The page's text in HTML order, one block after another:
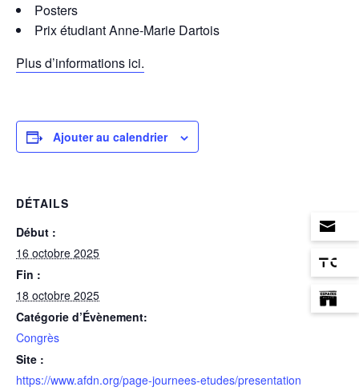
Posters
Prix étudiant Anne-Marie Dartois
Plus d’informations ici.
Ajouter au calendrier
DÉTAILS
Début :
16 octobre 2025
Fin :
18 octobre 2025
Catégorie d’Évènement:
Congrès
Site :
https://www.afdn.org/page-journees-etudes/presentation